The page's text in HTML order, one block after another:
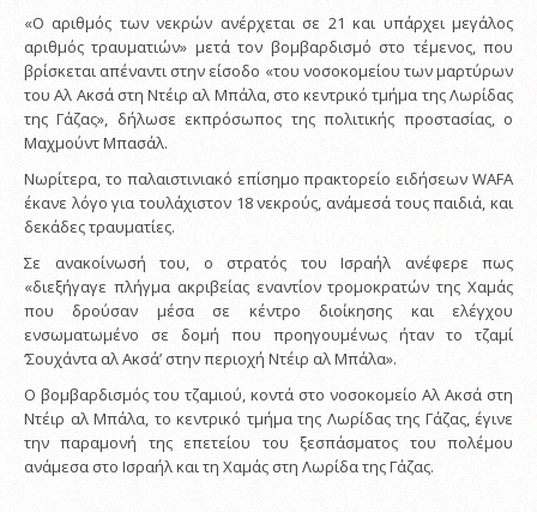
«Ο αριθμός των νεκρών ανέρχεται σε 21 και υπάρχει μεγάλος
αριθμός τραυματιών» μετά τον βομβαρδισμό στο τέμενος, που
βρίσκεται απέναντι στην είσοδο «του νοσοκομείου των μαρτύρων
του Αλ Ακσά στη Ντέιρ αλ Μπάλα, στο κεντρικό τμήμα της Λωρίδας
της Γάζας», δήλωσε εκπρόσωπος της πολιτικής προστασίας, ο
Μαχμούντ Μπασάλ.
Νωρίτερα, το παλαιστινιακό επίσημο πρακτορείο ειδήσεων WAFA
έκανε λόγο για τουλάχιστον 18 νεκρούς, ανάμεσά τους παιδιά, και
δεκάδες τραυματίες.
Σε ανακοίνωσή του, ο στρατός του Ισραήλ ανέφερε πως
«διεξήγαγε πλήγμα ακριβείας εναντίον τρομοκρατών της Χαμάς
που δρούσαν μέσα σε κέντρο διοίκησης και ελέγχου
ενσωματωμένο σε δομή που προηγουμένως ήταν το τζαμί
‘Σουχάντα αλ Ακσά’ στην περιοχή Ντέιρ αλ Μπάλα».
Ο βομβαρδισμός του τζαμιού, κοντά στο νοσοκομείο Αλ Ακσά στη
Ντέιρ αλ Μπάλα, το κεντρικό τμήμα της Λωρίδας της Γάζας, έγινε
την παραμονή της επετείου του ξεσπάσματος του πολέμου
ανάμεσα στο Ισραήλ και τη Χαμάς στη Λωρίδα της Γάζας.